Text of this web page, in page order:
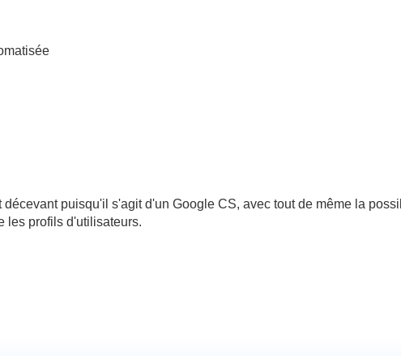
décevant puisqu'il s'agit d'un Google CS, avec tout de même la
les profils d'utilisateurs.